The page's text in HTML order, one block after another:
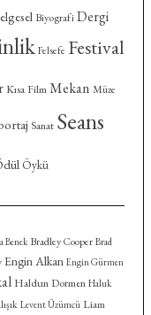
Biyografi Dergi
Felsefe Festival
Kısa Film Mekan Müze
Sanat Seans
Öykü
Benek Bradley Cooper Brad
Engin Alkan Engin Gürmen
Haldun Dormen Haluk
Levent Üzümcü Liam